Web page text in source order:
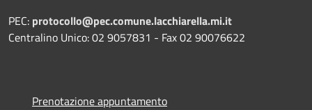
PEC: protocollo@pec.comune.lacchiarella.mi.it
Centralino Unico: 02 9057831 - Fax 02 90076622
Prenotazione appuntamento